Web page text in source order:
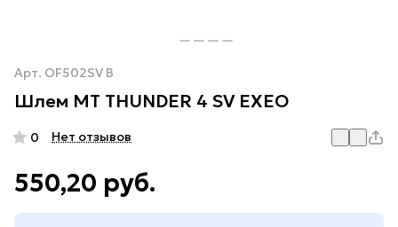
Арт. OF502SV B
Шлем MT THUNDER 4 SV EXEO
0 Нет отзывов
550,20 руб.